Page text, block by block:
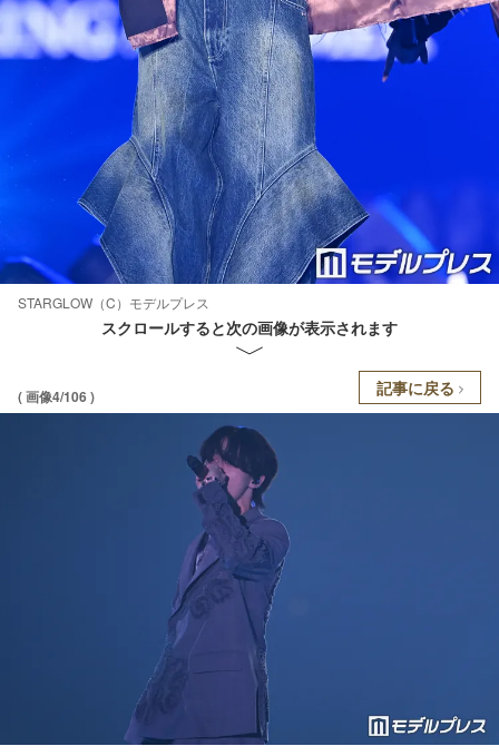
STARGLOW（C）モデルプレス
スクロールすると次の画像が表示されます
( 画像4/106 ) 記事に戻る